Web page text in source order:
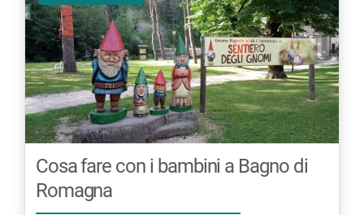
Cosa fare con i bambini a Bagno di
Romagna